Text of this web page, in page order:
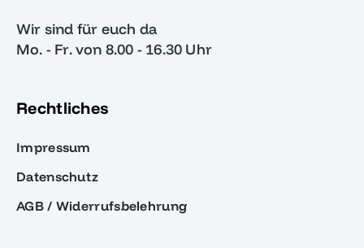
Wir sind für euch da
Mo. - Fr. von 8.00 - 16.30 Uhr
Rechtliches
Impressum
Datenschutz
AGB / Widerrufsbelehrung